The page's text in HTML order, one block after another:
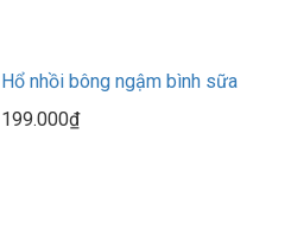
Hổ nhồi bông ngậm bình sữa
199.000₫